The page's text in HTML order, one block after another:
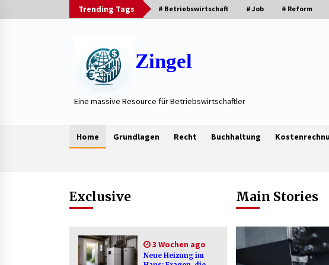
to
Trending Tags # Betriebswirtschaft # Job # Reform
Zingel
Eine massive Resource für Betriebswirtschaftler
Home Grundlagen Recht Buchhaltung
Trending Now
Neue Heizung im Haus: Fragen, die
werden
3 Wochen ago
Exclusive
3 Wochen ago
Neue Heizung im
Main Stories